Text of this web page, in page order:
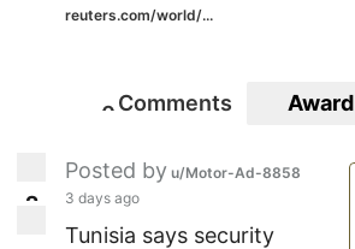
reuters.com/world/...
00
Comments Award
22
Posted by u/Motor-Ad-8858
3 days ago
Tunisia says security